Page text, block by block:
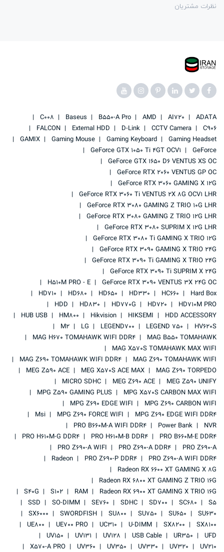
نظرات مشتریان
ADATA
AI720
AMD
B550-A Pro
Baseus
C008
C906
CCTV Camera
D-Link
External HDD
FALCON
Gaming Headset
Gaming Keyboard
Gaming Mouse
GAMIX
GeForce
GeForce GTX 1050 Ti 4GT OCV1
GeForce GTX 1650 D6 VENTUS XS OC
GeForce RTX 2060 VENTUS GP OC
GeForce RTX 3060 GAMING X 12G
GeForce RTX 3060 Ti VENTUS 2X 8G OCV1 LHR
GeForce RTX 3080 GAMING Z TRIO 10G LHR
GeForce RTX 3080 GAMING Z TRIO 12G LHR
GeForce RTX 3080 SUPRIM X 12G LHR
GeForce RTX 3080 Ti GAMING X TRIO 12G
GeForce RTX 3090 GAMING X TRIO 24G
GeForce RTX 3090 Ti GAMING X TRIO 24G
GeForce RTX 3090 Ti SUPRIM X 24G
GeForce RTX 3090 VENTUS 3X 24G OC
H510M PRO - E
Hard Box
HC660
HD330
HD650
HD680
HD710
HD710M PRO
HD720
HD770G
HD830
HDD
HDD ACCESSORY
HIKSEMI
Hikvision
HM800
HUB USB
HV620S
LEGEND 750
LEGEND700
LG
M2
MAG B550 TOMAHAWK
MAG H670 TOMAHAWK WIFI DDR4
MAG X570S TOMAHAWK MAX WIFI
MAG Z690 TOMAHAWK WIFI
MAG Z690 TOMAHAWK WIFI DDR4
MAG Z690 TORPEDO
MEG X570S ACE MAX
MEG Z590 ACE
MEG Z590 UNIFY
MEG Z690 ACE
MICRO SDHC
MPG X570S CARBON MAX WIFI
MPG Z590 GAMING PLUS
MPG Z690 CARBON WIFI
MPG Z690 EDGE WIFI
MPG Z690 EDGE WIFI DDR4
MPG Z690 FORCE WIFI
Msi
NVR
Power Bank
PRO B660M-A WIFI DDR4
PRO B660M-E DDR4
PRO H610M-B DDR4
PRO H610M-G DDR4
PRO Z690-A
PRO Z690-A DDR4
PRO Z690-A WIFI
PRO Z690-A WIFI DDR4
PRO Z690-P DDR4
Radeon
Radeon RX 6600 XT GAMING X 8G
Radeon RX 6800 XT GAMING Z TRIO 16G
Radeon RX 6900 XT GAMING X TRIO 16G
RAM
S102
S40G
S5
SC680
SD700
SDHC
SE760
SO-DIMM
SSD
SU630
SU650
SU750
SU800
SWORDFISH
SX6000
SX8100
SX8200
U-DIMM
UC310
UE700 PRO
UE800
UFD
UR350
USB Cable
UV128
UV131
UV150
UV210
UV320
UV330
UV350
UV360
X570-A PRO